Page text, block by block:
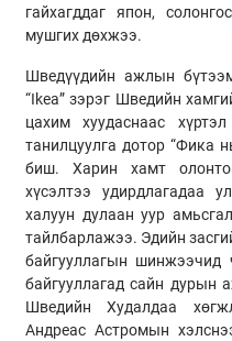
гайхагддаг япон,
мушгих дөхжээ.
Шведүүдийн ажлын
“Ikea” зэрэг Шведийн
цахим хуудаснаас
танилцуулга дотор “Фика
биш. Харин хамт
хүсэлтээ удирдлагадаа
халуун дулаан уур
тайлбарлажээ. Эдийн
байгууллагын шинжээчид
байгууллагад сайн дурын
Шведийн Худалдаа
Андреас Астромын